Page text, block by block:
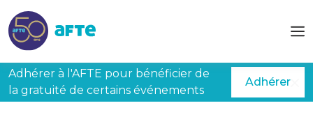
Adhérer à l'AFTE pour bénéficier de
la gratuité de certains événements
Adhérer